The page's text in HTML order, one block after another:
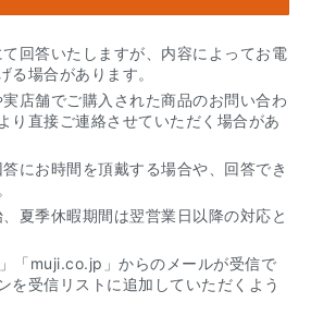
て回答いたしますが、内容によってお電
る場合があります。
実店舗でご購入された商品のお問い合わ
り直接ご連絡させていただく場合があ
にお時間を頂戴する場合や、回答でき
夏季休暇期間は翌営業日以降の対応と
「muji.co.jp」からのメールが受信で
を受信リストに追加していただくよう